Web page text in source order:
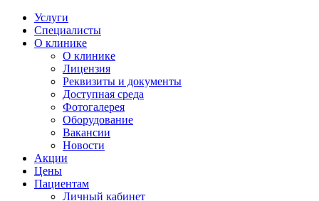
Услуги
Специалисты
О клинике
О клинике
Лицензия
Реквизиты и документы
Доступная среда
Фотогалерея
Оборудование
Вакансии
Новости
Акции
Цены
Пациентам
Личный кабинет